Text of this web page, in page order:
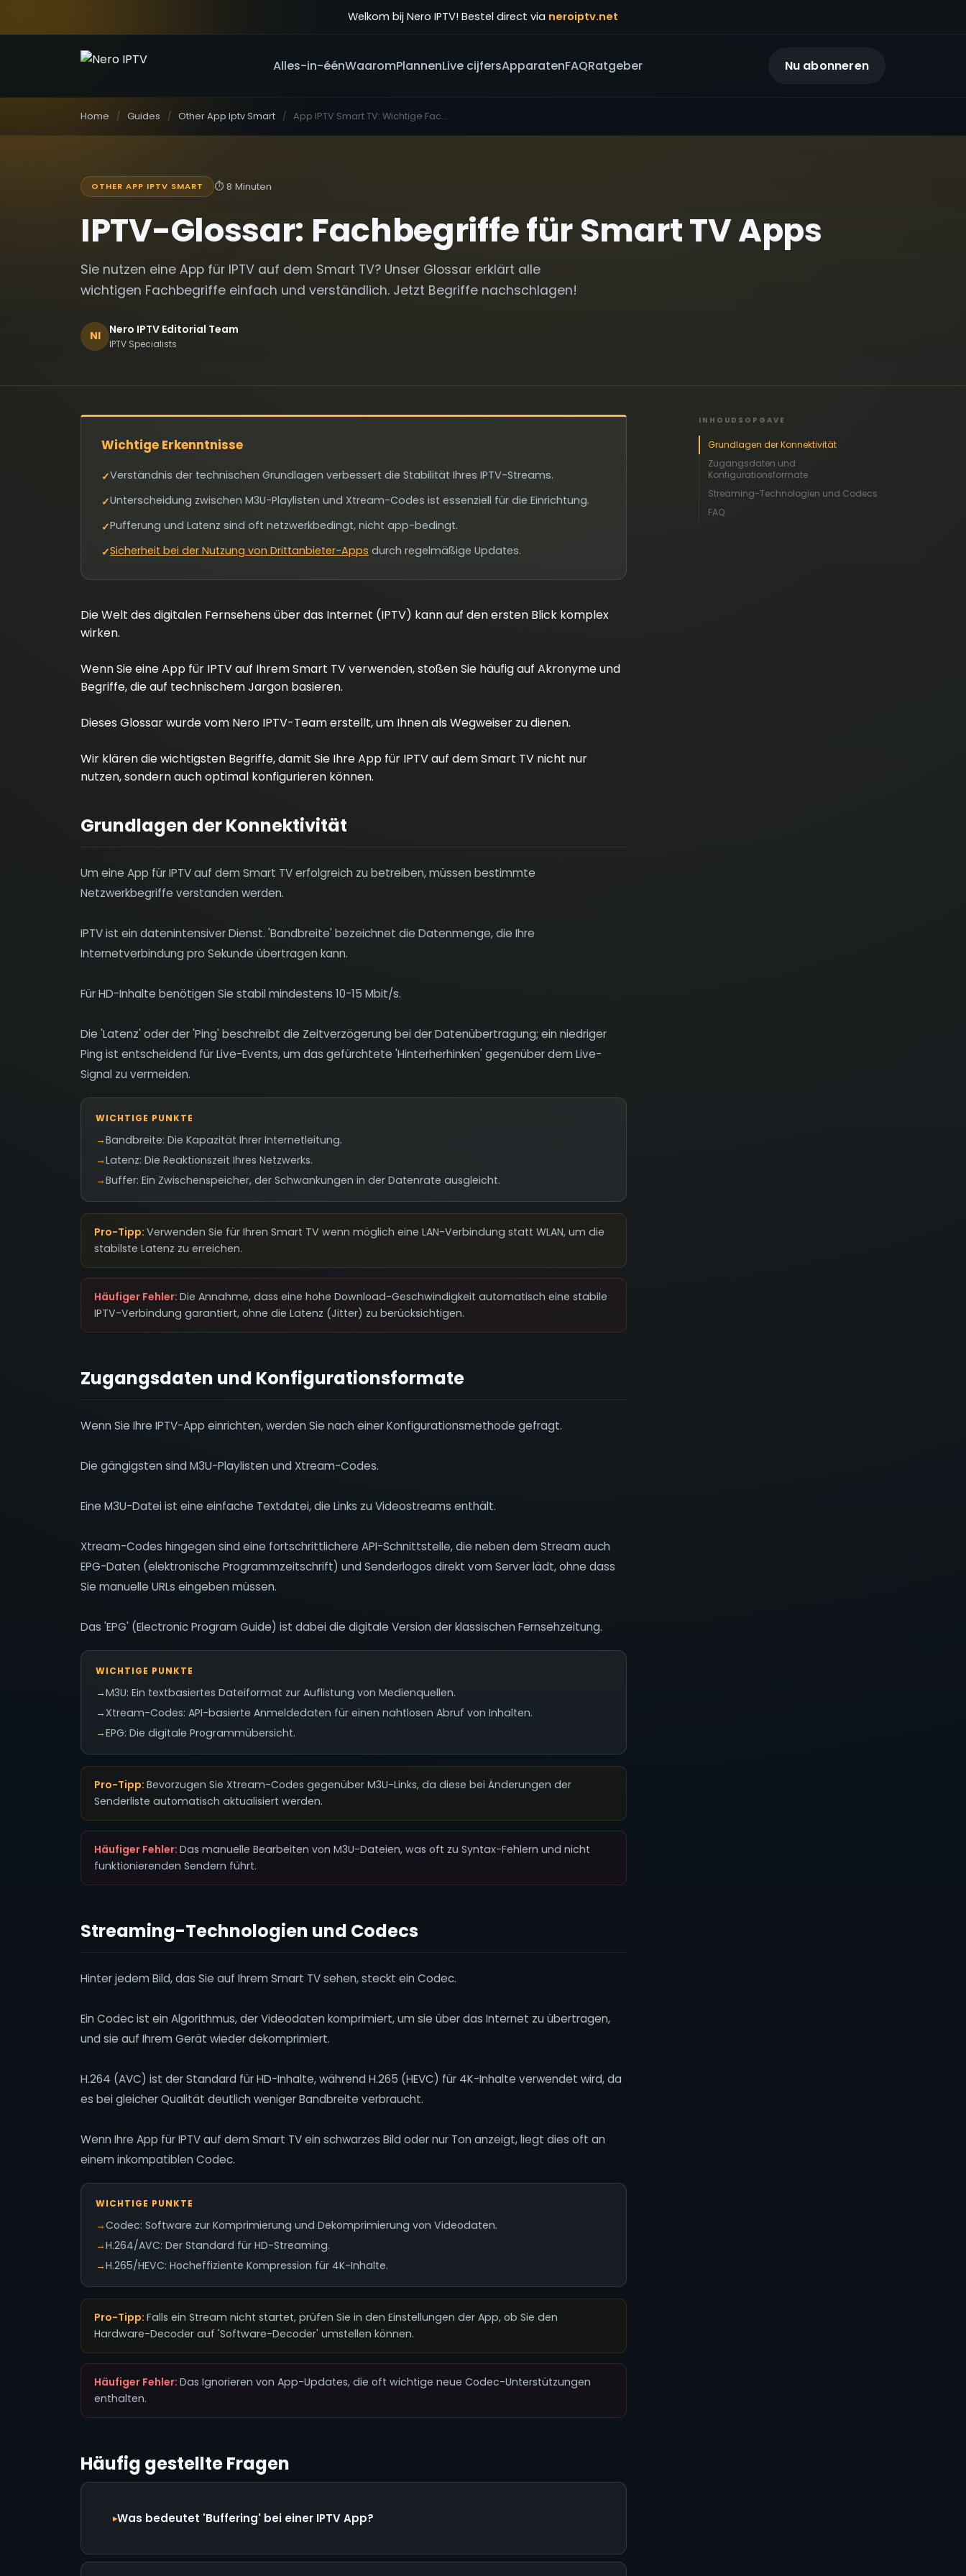
Welkom bij Nero IPTV! Bestel direct via neroiptv.net
Alles-in-éénWaaromPlannenLive cijfersApparatenFAQRatgeber Nu abonneren
Home Guides Other App Iptv Smart App IPTV Smart TV: Wichtige Fachbegriffe einfach erklärt
OTHER APP IPTV SMART ⏱ 8 Minuten
IPTV-Glossar: Fachbegriffe für Smart TV Apps
Sie nutzen eine App für IPTV auf dem Smart TV? Unser Glossar erklärt alle
wichtigen Fachbegriffe einfach und verständlich. Jetzt Begriffe nachschlagen!
NI Nero IPTV Editorial Team
IPTV Specialists
Wichtige Erkenntnisse
✓Verständnis der technischen Grundlagen verbessert die Stabilität Ihres IPTV-Streams.
✓Unterscheidung zwischen M3U-Playlisten und Xtream-Codes ist essenziell für die Einrichtung.
✓Pufferung und Latenz sind oft netzwerkbedingt, nicht app-bedingt.
✓Sicherheit bei der Nutzung von Drittanbieter-Apps durch regelmäßige Updates.
Die Welt des digitalen Fernsehens über das Internet (IPTV) kann auf den ersten Blick komplex
wirken.
Wenn Sie eine App für IPTV auf Ihrem Smart TV verwenden, stoßen Sie häufig auf Akronyme und
Begriffe, die auf technischem Jargon basieren.
Dieses Glossar wurde vom Nero IPTV-Team erstellt, um Ihnen als Wegweiser zu dienen.
Wir klären die wichtigsten Begriffe, damit Sie Ihre App für IPTV auf dem Smart TV nicht nur
nutzen, sondern auch optimal konfigurieren können.
Grundlagen der Konnektivität
Um eine App für IPTV auf dem Smart TV erfolgreich zu betreiben, müssen bestimmte
Netzwerkbegriffe verstanden werden.
IPTV ist ein datenintensiver Dienst. 'Bandbreite' bezeichnet die Datenmenge, die Ihre
Internetverbindung pro Sekunde übertragen kann.
Für HD-Inhalte benötigen Sie stabil mindestens 10-15 Mbit/s.
Die 'Latenz' oder der 'Ping' beschreibt die Zeitverzögerung bei der Datenübertragung; ein niedriger
Ping ist entscheidend für Live-Events, um das gefürchtete 'Hinterherhinken' gegenüber dem Live-
Signal zu vermeiden.
WICHTIGE PUNKTE
→Bandbreite: Die Kapazität Ihrer Internetleitung.
→Latenz: Die Reaktionszeit Ihres Netzwerks.
→Buffer: Ein Zwischenspeicher, der Schwankungen in der Datenrate ausgleicht.
Pro-Tipp: Verwenden Sie für Ihren Smart TV wenn möglich eine LAN-Verbindung statt WLAN, um die
stabilste Latenz zu erreichen.
Häufiger Fehler: Die Annahme, dass eine hohe Download-Geschwindigkeit automatisch eine stabile
IPTV-Verbindung garantiert, ohne die Latenz (Jitter) zu berücksichtigen.
Zugangsdaten und Konfigurationsformate
Wenn Sie Ihre IPTV-App einrichten, werden Sie nach einer Konfigurationsmethode gefragt.
Die gängigsten sind M3U-Playlisten und Xtream-Codes.
Eine M3U-Datei ist eine einfache Textdatei, die Links zu Videostreams enthält.
Xtream-Codes hingegen sind eine fortschrittlichere API-Schnittstelle, die neben dem Stream auch
EPG-Daten (elektronische Programmzeitschrift) und Senderlogos direkt vom Server lädt, ohne dass
Sie manuelle URLs eingeben müssen.
Das 'EPG' (Electronic Program Guide) ist dabei die digitale Version der klassischen Fernsehzeitung.
WICHTIGE PUNKTE
→M3U: Ein textbasiertes Dateiformat zur Auflistung von Medienquellen.
→ Xtream-Codes: API-basierte Anmeldedaten für einen nahtlosen Abruf von Inhalten.
→EPG: Die digitale Programmübersicht.
Pro-Tipp: Bevorzugen Sie Xtream-Codes gegenüber M3U-Links, da diese bei Änderungen der
Senderliste automatisch aktualisiert werden.
Häufiger Fehler: Das manuelle Bearbeiten von M3U-Dateien, was oft zu Syntax-Fehlern und nicht
funktionierenden Sendern führt.
Streaming-Technologien und Codecs
Hinter jedem Bild, das Sie auf Ihrem Smart TV sehen, steckt ein Codec.
Ein Codec ist ein Algorithmus, der Videodaten komprimiert, um sie über das Internet zu übertragen,
und sie auf Ihrem Gerät wieder dekomprimiert.
H.264 (AVC) ist der Standard für HD-Inhalte, während H.265 (HEVC) für 4K-Inhalte verwendet wird, da
es bei gleicher Qualität deutlich weniger Bandbreite verbraucht.
Wenn Ihre App für IPTV auf dem Smart TV ein schwarzes Bild oder nur Ton anzeigt, liegt dies oft an
einem inkompatiblen Codec.
WICHTIGE PUNKTE
→Codec: Software zur Komprimierung und Dekomprimierung von Videodaten.
→H.264/AVC: Der Standard für HD-Streaming.
→H.265/HEVC: Hocheffiziente Kompression für 4K-Inhalte.
Pro-Tipp: Falls ein Stream nicht startet, prüfen Sie in den Einstellungen der App, ob Sie den
Hardware-Decoder auf 'Software-Decoder' umstellen können.
Häufiger Fehler: Das Ignorieren von App-Updates, die oft wichtige neue Codec-Unterstützungen
enthalten.
Häufig gestellte Fragen
Was bedeutet 'Buffering' bei einer IPTV App?
INHOUDSOPGAVE
Grundlagen der Konnektivität
Zugangsdaten und
Konfigurationsformate
Streaming-Technologien und Codecs
FAQ